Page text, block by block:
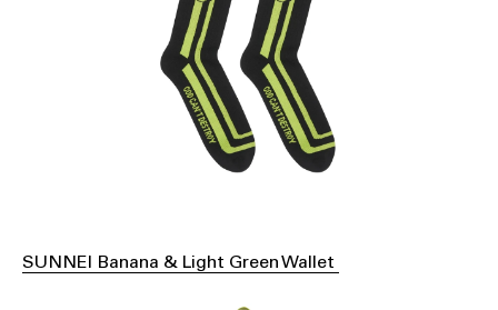
SUNNEI Banana & Light Green Wallet